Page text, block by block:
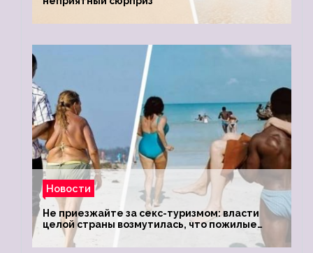
Новости
Не приезжайте за секс-туризмом: власти
целой страны возмутилась, что пожилые
туристки массово едут к ним, чтобы
обзавестись молодыми любовниками